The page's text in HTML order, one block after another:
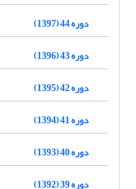
دوره 44 (1397)
دوره 43 (1396)
دوره 42 (1395)
دوره 41 (1394)
دوره 40 (1393)
دوره 39 (1392)